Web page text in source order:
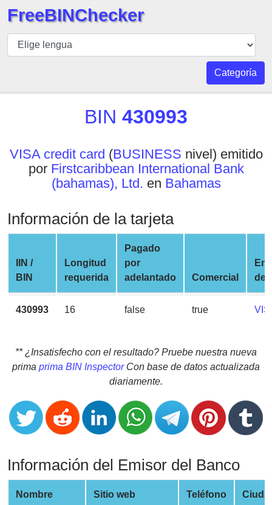
BIN
Inspector
API
BIN
Generator
BIN
Checker
BIN
CC
Generator
from
Banks
Credit
Card
Credit
Card
Generator
Credit
Card
Generator
FreeBINChecker
Categoría
BIN 430993
VISA credit card (BUSINESS nivel) emitido
por Firstcaribbean International Bank
(bahamas), Ltd. en Bahamas
Información de la tarjeta
IIN /
BIN
Longitud
requerida
Pagado
por
adelantado
Comercial
de
430993 16 false true
** ¿Insatisfecho con el resultado? Pruebe nuestra nueva
prima prima BIN InspectorCon base de datos actualizada
diariamente.
Información del Emisor del Banco
Nombre Sitio web Teléfono